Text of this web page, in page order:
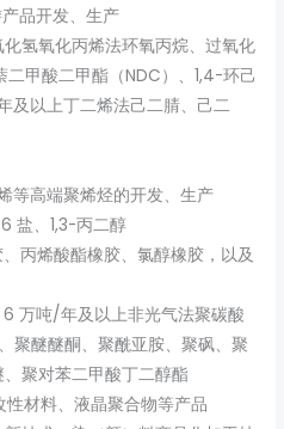
品开发、生产
氢氧化丙烯法环氧丙烷、过氧化
甲酸二甲酯（NDC）、1,4-环己
及以上丁二烯法己二腈、己二
等高端聚烯烃的开发、生产
盐、1,3-丙二醇
丙烯酸酯橡胶、氯醇橡胶，以及
万吨/年及以上非光气法聚碳酸
聚醚醚酮、聚酰亚胺、聚砜、聚
聚对苯二甲酸丁二醇酯
性材料、液晶聚合物等产品